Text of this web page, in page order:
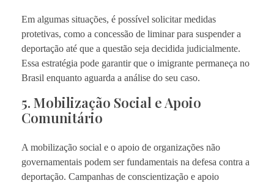
Em algumas situações, é possível solicitar medidas
protetivas, como a concessão de liminar para suspender a
deportação até que a questão seja decidida judicialmente.
Essa estratégia pode garantir que o imigrante permaneça no
Brasil enquanto aguarda a análise do seu caso.
5. Mobilização Social e Apoio
Comunitário
A mobilização social e o apoio de organizações não
governamentais podem ser fundamentais na defesa contra a
deportação. Campanhas de conscientização e apoio